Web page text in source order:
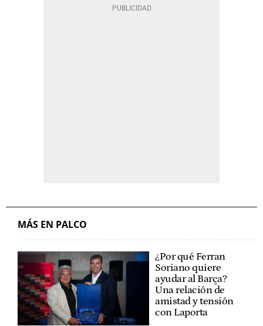
MÁS EN PALCO
¿Por qué Ferran
Soriano quiere
ayudar al Barça?
Una relación de
amistad y tensión
con Laporta